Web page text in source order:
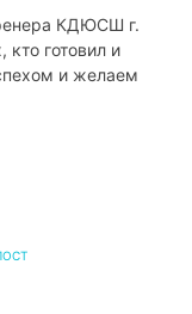
КДЮСШ г.
кто готовил и
и желаем